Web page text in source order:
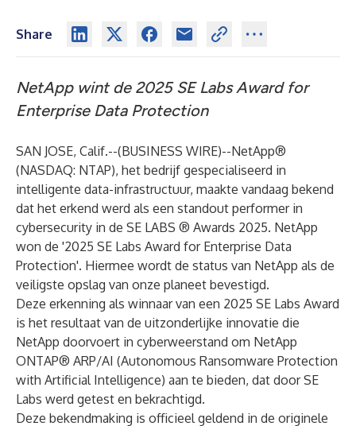
Share
NetApp wint de 2025 SE Labs Award for
Enterprise Data Protection
SAN JOSE, Calif.--(BUSINESS WIRE)--NetApp®
(NASDAQ: NTAP), het bedrijf gespecialiseerd in
intelligente data-infrastructuur, maakte vandaag bekend
dat het erkend werd als een standout performer in
cybersecurity in de SE LABS ® Awards 2025. NetApp
won de '2025 SE Labs Award for Enterprise Data
Protection'. Hiermee wordt de status van NetApp als de
veiligste opslag van onze planeet bevestigd.
Deze erkenning als winnaar van een 2025 SE Labs Award
is het resultaat van de uitzonderlijke innovatie die
NetApp doorvoert in cyberweerstand om NetApp
ONTAP® ARP/AI (Autonomous Ransomware Protection
with Artificial Intelligence) aan te bieden, dat door SE
Labs werd getest en bekrachtigd.
Deze bekendmaking is officieel geldend in de originele